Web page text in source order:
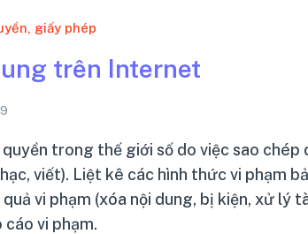
giấy phép
trên Internet
trong thế giới số do việc sao
viết). Liệt kê các hình thức vi phạm
vi phạm (xóa nội dung, bị kiện, xử
vi phạm.